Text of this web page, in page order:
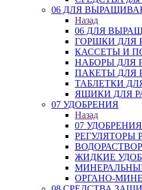
06 ДЛЯ
Назад
06 ДЛЯ
ГОРШКИ ДЛЯ
КАССЕТЫ И
НАБОРЫ ДЛЯ
ПАКЕТЫ ДЛЯ
ТАБЛЕТКИ
ЯЩИКИ ДЛЯ
07 УДОБРЕНИЯ
Назад
07 УДОБРЕНИЯ
РЕГУЛЯТОРЫ
ЖИДКИЕ
ОРГАНО-